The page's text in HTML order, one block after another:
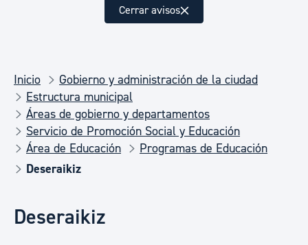
Cerrar avisos
Inicio
Gobierno y administración de la ciudad
Estructura municipal
Áreas de gobierno y departamentos
Servicio de Promoción Social y Educación
Área de Educación
Programas de Educación
Deseraikiz
Deseraikiz